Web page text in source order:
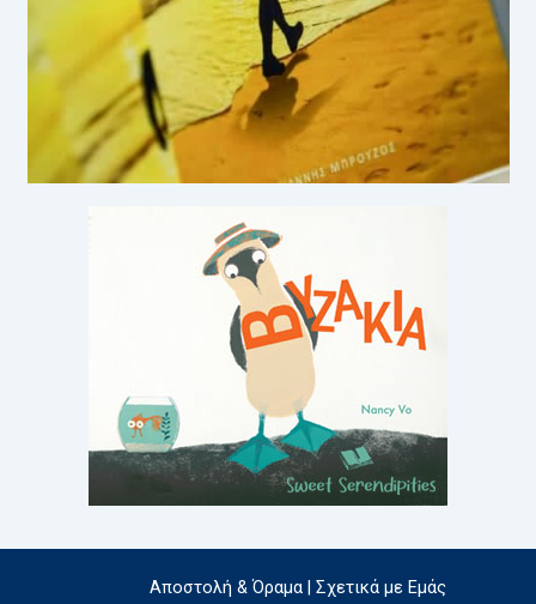
Αποστολή & Όραμα | Σχετικά με Εμάς